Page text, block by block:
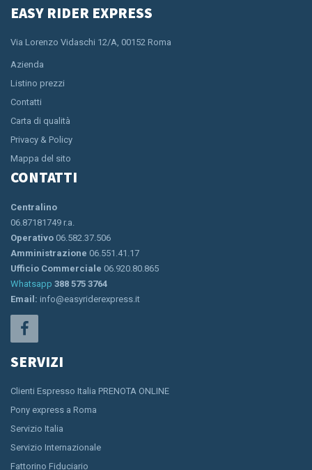
EASY RIDER EXPRESS
Via Lorenzo Vidaschi 12/A, 00152 Roma
Azienda
Listino prezzi
Contatti
Carta di qualità
Privacy & Policy
Mappa del sito
CONTATTI
Centralino
06.87181749 r.a.
Operativo 06.582.37.506
Amministrazione 06.551.41.17
Ufficio Commerciale 06.920.80.865
Whatsapp 388 575 3764
Email: info@easyriderexpress.it
SERVIZI
Clienti Espresso Italia PRENOTA ONLINE
Pony express a Roma
Servizio Italia
Servizio Internazionale
Fattorino Fiduciario